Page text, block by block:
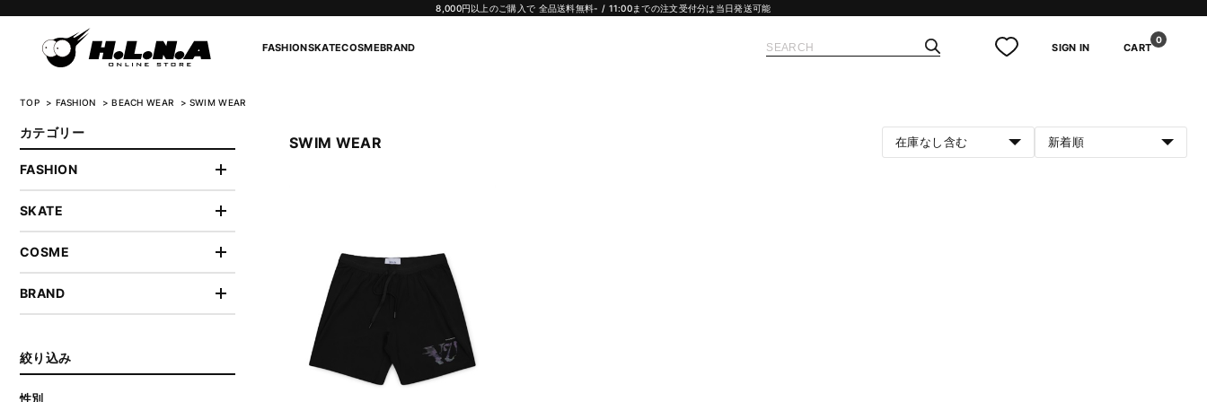
8,000円以上のご購入で 全品送料無料- / 11:00までの注文受付分は当日発送可能
FASHIONSKATECOSMEBRAND SIGN IN CART
0
TOP FASHION BEACH WEAR SWIM WEAR
カテゴリー
FASHION
SKATE
COSME
BRAND
絞り込み
性別
SWIM WEAR 在庫なし含む 新着順